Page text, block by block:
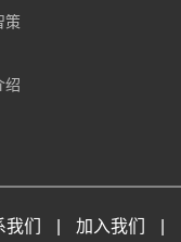
策
绍
们 加入我们